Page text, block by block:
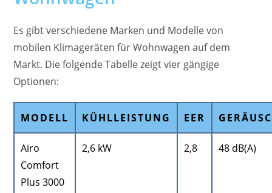
Es gibt verschiedene Marken und Modelle von
mobilen Klimageräten für Wohnwagen auf dem
Markt. Die folgende Tabelle zeigt vier gängige
Optionen:
MODELL KÜHLLEISTUNG EER
Airo
Comfort
Plus 3000
2,6 kW 2,8 48 dB(A)